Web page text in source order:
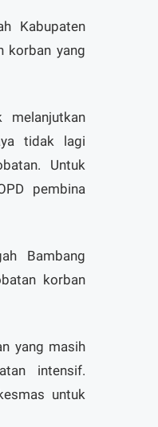
Kabupaten
korban yang
tidak lagi
Untuk
pembina
Bambang
korban
yang masih
intensif.
untuk